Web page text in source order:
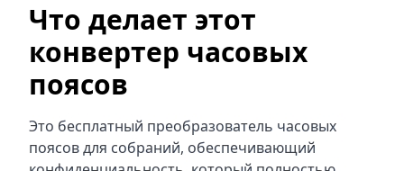
Что делает этот
конвертер часовых
поясов
Это бесплатный преобразователь часовых
поясов для собраний, обеспечивающий